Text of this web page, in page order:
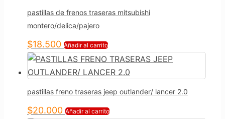
pastillas de frenos traseras mitsubishi
montero/delica/pajero
$18.500 Añadir al carrito
pastillas freno traseras jeep outlander/ lancer 2.0
$20.000 Añadir al carrito